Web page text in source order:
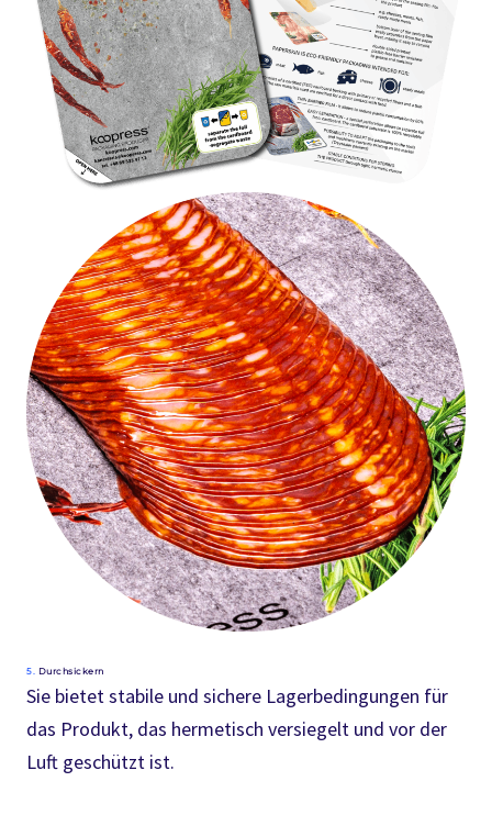
5. Durchsickern
Sie bietet stabile und sichere Lagerbedingungen für
das Produkt, das hermetisch versiegelt und vor der
Luft geschützt ist.